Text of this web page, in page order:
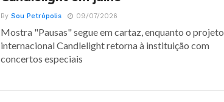
BySou Petrópolis 09/07/2026
Mostra "Pausas" segue em cartaz, enquanto o projeto
internacional Candlelight retorna à instituição com
concertos especiais